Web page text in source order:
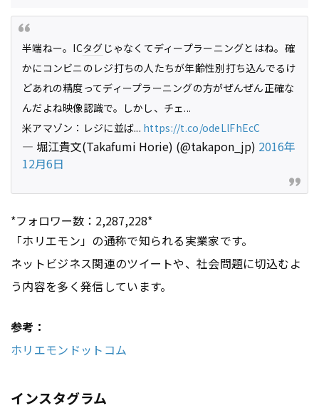
半端ねー。ICタグ じゃなくてディープラーニングとはね。確
かにコンビニのレジ打ちの人たちが年齢性別打ち込んでるけ
どあれの精度ってディープラーニングの方がぜんぜん正確な
んだよね映像認識で。しかし、チェ...
米アマゾン：レジに並ば... https://t.co/odeLlFhEcC
— 堀江貴文(Takafumi Horie) (@takapon_jp) 2016年
12月6日
*フォロワー数：2,287,228*
「ホリエモン」の通称で知られる実業家です。
ネットビジネス関連のツイートや、社会問題に切込むよ
う内容を多く発信しています。
参考：
ホリエモンドットコム
インスタグラム